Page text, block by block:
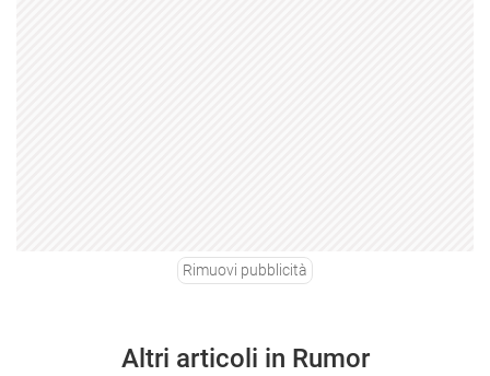
Rimuovi pubblicità
Altri articoli in Rumor